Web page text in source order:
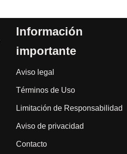
Información
importante
Aviso legal
Términos de Uso
Limitación de Responsabilidad
Aviso de privacidad
Contacto